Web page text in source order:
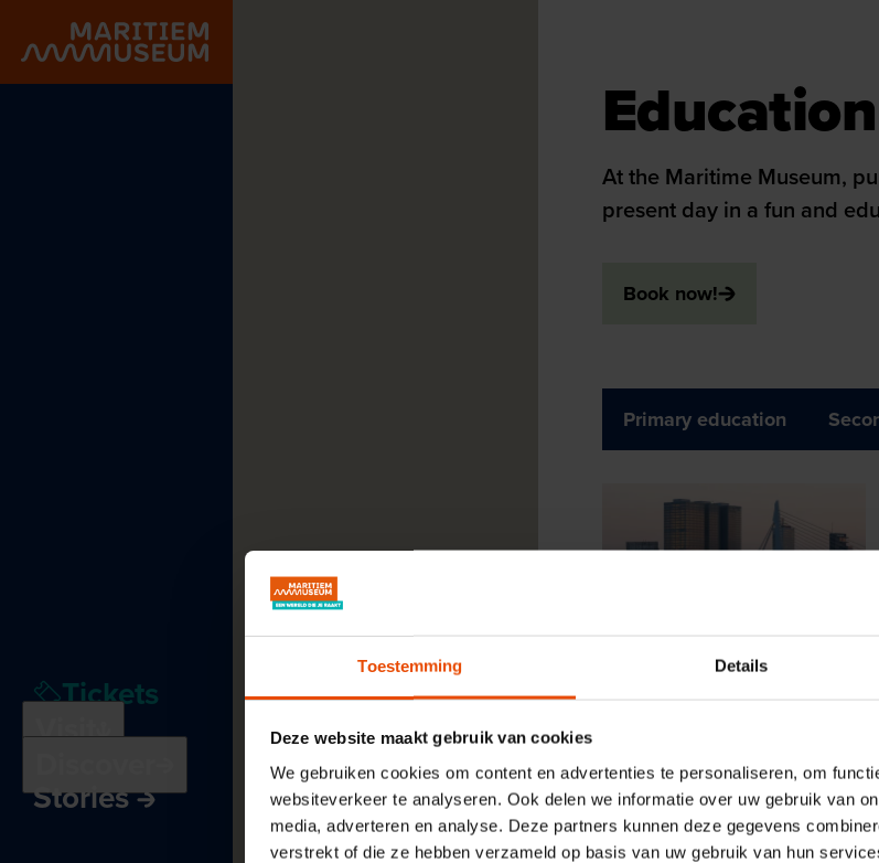
Toestemming Details
Deze website maakt gebruik van cookies
We gebruiken cookies om content en advertenties te personaliseren, om
websiteverkeer te analyseren. Ook delen we informatie over uw gebruik van
media, adverteren en analyse. Deze partners kunnen deze gegevens
verstrekt of die ze hebben verzameld op basis van uw gebruik van hun
Go to main content
Tickets
Visit
Planyourvisit
See and do
Education
Receptionsand
meetings
Museumharbour
Stories
Education
At the Maritime Museum,
present day in a fun and
Book now!
Primary education
PRIMARY EDUCATION
Tour of Maritime